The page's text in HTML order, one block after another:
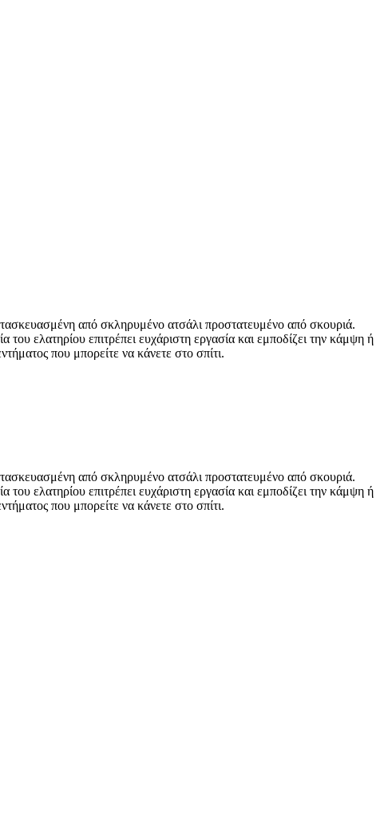
από σκληρυμένο ατσάλι προστατευμένο από σκουριά.
ελατηρίου επιτρέπει ευχάριστη εργασία και εμποδίζει την κάμψη ή
που μπορείτε να κάνετε στο σπίτι.
από σκληρυμένο ατσάλι προστατευμένο από σκουριά.
ελατηρίου επιτρέπει ευχάριστη εργασία και εμποδίζει την κάμψη ή
που μπορείτε να κάνετε στο σπίτι.